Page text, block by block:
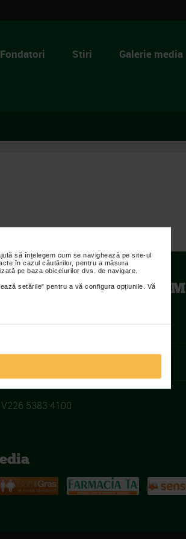
să înțelegem cum se navighează pe site-ul
în cazul căutărilor, pentru a măsura
pe baza obiceiurilor dvs. de navigare.
setările” pentru a vă configura opțiunile. Vă
Fondatori Stiri Galerie media
RACING TEAM
asociatiilor si fundatiilor:
5383 4100